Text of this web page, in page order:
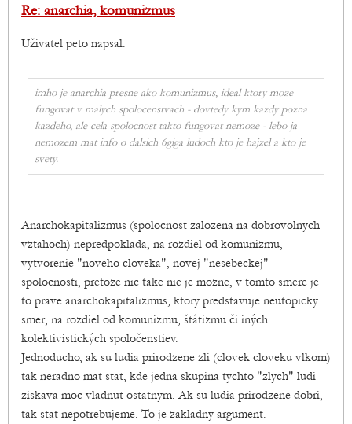
Re: anarchia, komunizmus
Uživatel peto napsal:
imho je anarchia presne ako komunizmus, ideal ktory moze
fungovat v malych spolocenstvach - dovtedy kym kazdy pozna
kazdeho, ale cela spolocnost takto fungovat nemoze - lebo ja
nemozem mat info o dalsich 6giga ludoch kto je hajzel a kto je
svety.
Anarchokapitalizmus (spolocnost zalozena na dobrovolnych
vztahoch) nepredpoklada, na rozdiel od komunizmu,
vytvorenie "noveho cloveka", novej "nesebeckej"
spolocnosti, pretoze nic take nie je mozne, v tomto smere je
to prave anarchokapitalizmus, ktory predstavuje neutopicky
smer, na rozdiel od komunizmu, štátizmu či iných
kolektivistických spoločenstiev.
Jednoducho, ak su ludia prirodzene zli (clovek cloveku vlkom)
tak neradno mat stat, kde jedna skupina tychto "zlych" ludi
ziskava moc vladnut ostatnym. Ak su ludia prirodzene dobri,
tak stat nepotrebujeme. To je zakladny argument.